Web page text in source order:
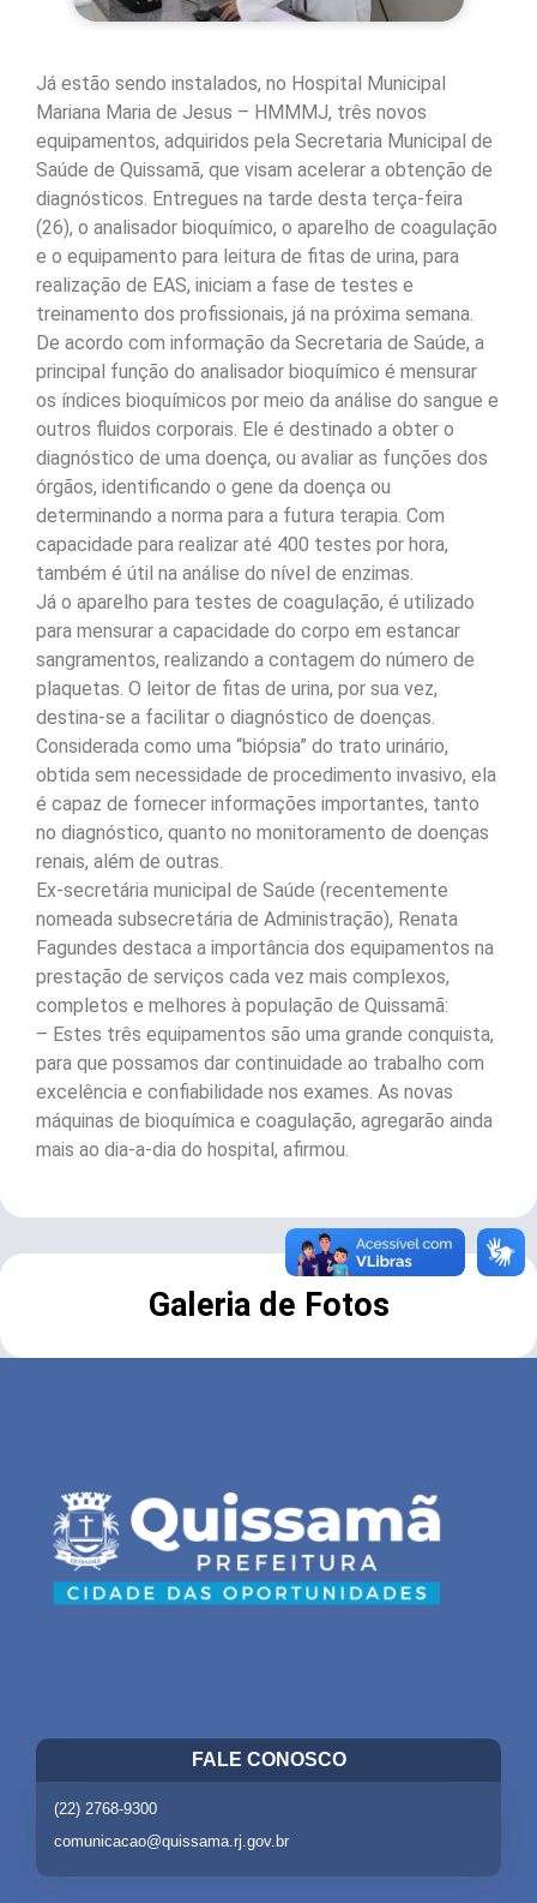
Já estão sendo instalados, no Hospital Municipal
Mariana Maria de Jesus – HMMMJ, três novos
equipamentos, adquiridos pela Secretaria Municipal de
Saúde de Quissamã, que visam acelerar a obtenção de
diagnósticos. Entregues na tarde desta terça-feira
(26), o analisador bioquímico, o aparelho de coagulação
e o equipamento para leitura de fitas de urina, para
realização de EAS, iniciam a fase de testes e
treinamento dos profissionais, já na próxima semana.
De acordo com informação da Secretaria de Saúde, a
principal função do analisador bioquímico é mensurar
os índices bioquímicos por meio da análise do sangue e
outros fluidos corporais. Ele é destinado a obter o
diagnóstico de uma doença, ou avaliar as funções dos
órgãos, identificando o gene da doença ou
determinando a norma para a futura terapia. Com
capacidade para realizar até 400 testes por hora,
também é útil na análise do nível de enzimas.
Já o aparelho para testes de coagulação, é utilizado
para mensurar a capacidade do corpo em estancar
sangramentos, realizando a contagem do número de
plaquetas. O leitor de fitas de urina, por sua vez,
destina-se a facilitar o diagnóstico de doenças.
Considerada como uma “biópsia” do trato urinário,
obtida sem necessidade de procedimento invasivo, ela
é capaz de fornecer informações importantes, tanto
no diagnóstico, quanto no monitoramento de doenças
renais, além de outras.
Ex-secretária municipal de Saúde (recentemente
nomeada subsecretária de Administração), Renata
Fagundes destaca a importância dos equipamentos na
prestação de serviços cada vez mais complexos,
completos e melhores à população de Quissamã:
– Estes três equipamentos são uma grande conquista,
para que possamos dar continuidade ao trabalho com
excelência e confiabilidade nos exames. As novas
máquinas de bioquímica e coagulação, agregarão ainda
mais ao dia-a-dia do hospital, afirmou.
Galeria de Fotos
FALE CONOSCO
(22) 2768-9300
comunicacao@quissama.rj.gov.br